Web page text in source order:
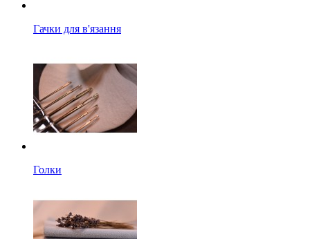
Гачки для в'язання
Голки